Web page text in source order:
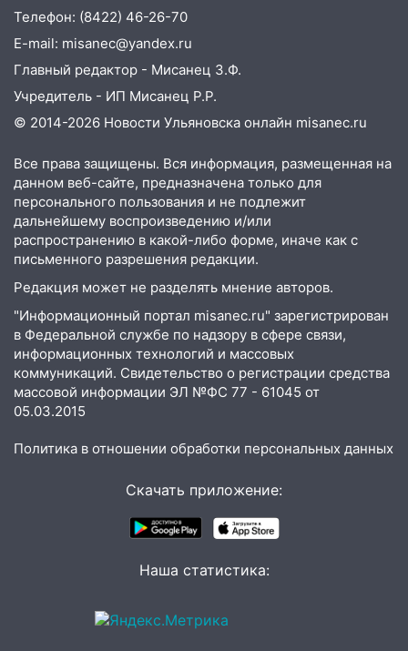
надвигается сильнейшая непогода: град
и шквал до 27 м/с
12:31 Ульяновец хотел купить иномарку
из Европы и потерял 760 тысяч рублей
12:20 В Чердаклинском районе
пострадал 14-летний подросток
12:00 Где есть бензин в Ульяновске 7
августа: список АЗС
11:50 Заснул рядом с ребёнком и
случайно задушил его: суд вынес
приговор
11:38 В Ленинском районе пожар
полностью уничтожил дачный дом и
сарай
11:38
В Госдуме предложили отменить
ЕГЭ с 2027 года
11:25
В Ульяновске ИИ будет выявлять
Ульяновская шахматистка
Валерия Клейменова выиграла два
золота в составе сборной мира
доску декабристу Кондратию Рылееву
Телефон: (8422) 46-26-70
E-mail: misanec@yandex.ru
Главный редактор - Мисанец З.Ф.
Учредитель - ИП Мисанец Р.Р.
© 2014-2026 Новости Ульяновска онлайн misanec.ru
Все права защищены. Вся информация, размещенная на
данном веб-сайте, предназначена только для
персонального пользования и не подлежит
дальнейшему воспроизведению и/или
распространению в какой-либо форме, иначе как с
письменного разрешения редакции.
Редакция может не разделять мнение авторов.
"Информационный портал misanec.ru" зарегистрирован
в Федеральной службе по надзору в сфере связи,
информационных технологий и массовых
коммуникаций. Свидетельство о регистрации средства
массовой информации ЭЛ №ФС 77 - 61045 от
05.03.2015
Политика в отношении обработки персональных данных
Скачать приложение:
Наша статистика: